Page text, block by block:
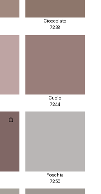
Cioccolato
7238
Cuoio
7244
Foschia
7250